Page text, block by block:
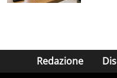
Redazione